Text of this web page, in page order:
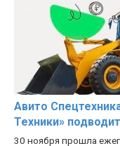
Авито
Техники»
30 ноября прошла